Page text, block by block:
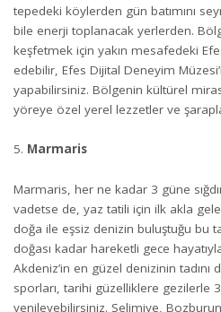
tepedeki köylerden gün batımını
bile enerji toplanacak yerlerden.
keşfetmek için yakın mesafedeki
edebilir, Efes Dijital Deneyim
yapabilirsiniz. Bölgenin kültürel
yöreye özel yerel lezzetler ve
Marmaris
Marmaris, her ne kadar 3 güne
vadetse de, yaz tatili için ilk akla
doğa ile eşsiz denizin buluştuğu bu
doğası kadar hareketli gece
Akdeniz’in en güzel denizinin tadını
sporları, tarihi güzelliklere gezilerle
yenileyebilirsiniz. Selimiye,